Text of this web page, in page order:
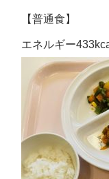
【普通食】
エネルギー